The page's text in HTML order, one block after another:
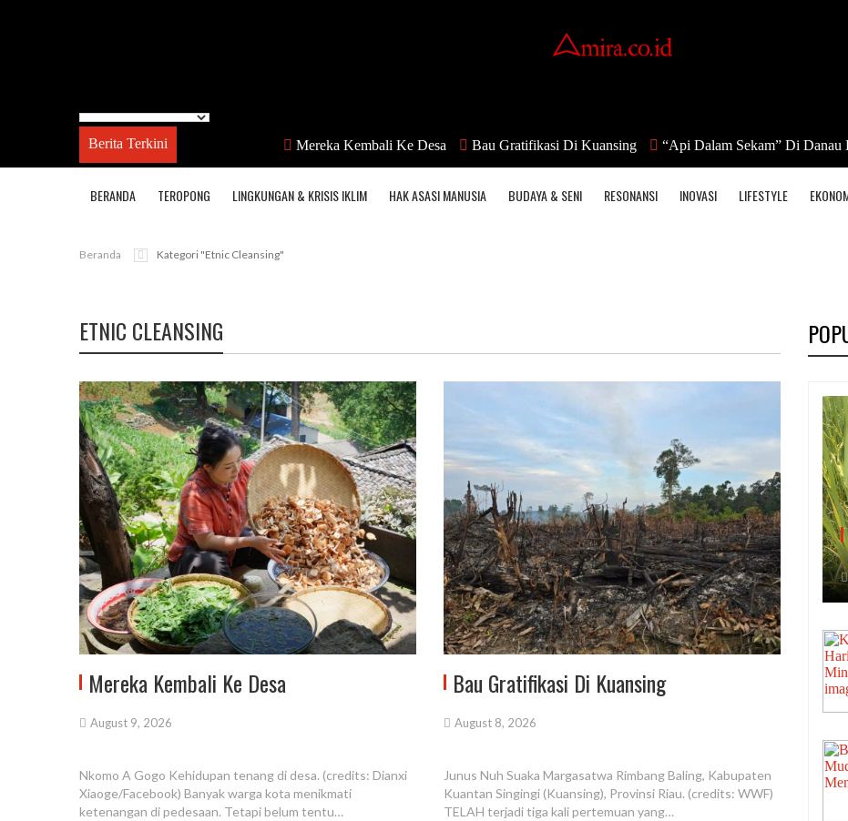
Berita Terkini Mereka Kembali Ke Desa Bau Gratifikasi Di Kuansing “Api Dalam Sekam” Di Danau Lamo
BERANDA TEROPONG LINGKUNGAN & KRISIS IKLIM HAK ASASI MANUSIA BUDAYA & SENI RESONANSI INOVASI LIFESTYLE
Beranda Kategori "etnic Cleansing"
ETNIC CLEANSING
Mereka Kembali Ke Desa
August 9, 2026
Nkomo A Gogo Kehidupan tenang di desa. (credits: Dianxi
Xiaoge/Facebook) Banyak warga kota menikmati
ketenangan di pedesaan. Tetapi belum tentu…
Bau Gratifikasi Di Kuansing
August 8, 2026
Junus Nuh Suaka Margasatwa Rimbang Baling, Kabupaten
Kuantan Singingi (Kuansing), Provinsi Riau. (credits: WWF)
TELAH terjadi tiga kali pertemuan yang…